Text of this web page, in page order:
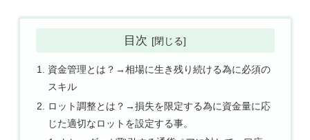
目次
資金管理とは？→相場に生き残り続ける為に必須の
スキル
ロット調整とは？→損失を限定する為に資金量に応
じた適切なロットを設定する事。